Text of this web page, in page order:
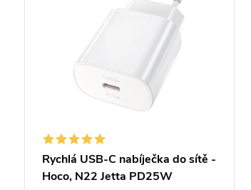
Rychlá USB-C nabíječka do sítě -
Hoco, N22 Jetta PD25W